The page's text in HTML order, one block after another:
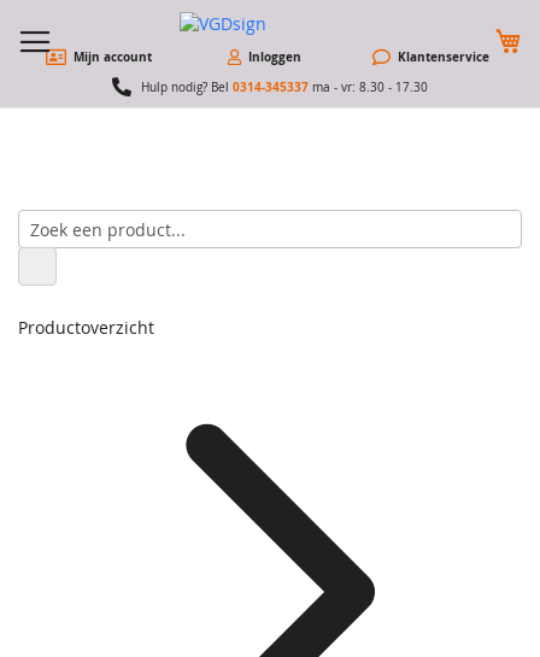
Mijn account Inloggen Klantenservice
Hulp nodig? Bel 0314-345337 ma - vr: 8.30 - 17.30
Productoverzicht